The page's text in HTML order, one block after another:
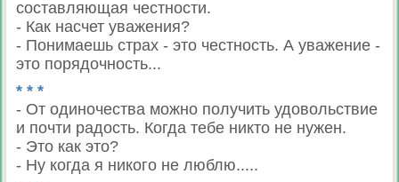
составляющая честности.
- Как насчет уважения?
- Понимаешь страх - это честность. А уважение -
это порядочность...
* * *
- От одиночества можно получить удовольствие
и почти радость. Когда тебе никто не нужен.
- Это как это?
- Ну когда я никого не люблю.....